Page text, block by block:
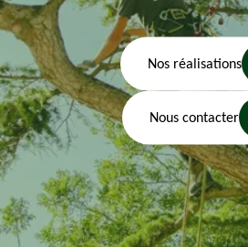
Nos réalisations
Nous contacter